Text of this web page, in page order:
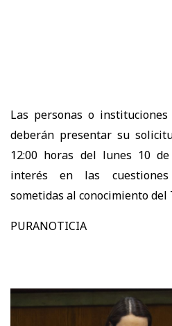
Las personas o
deberán presentar su
12:00 horas del lunes 10
interés en las cuestiones
sometidas al conocimiento del
PURANOTICIA